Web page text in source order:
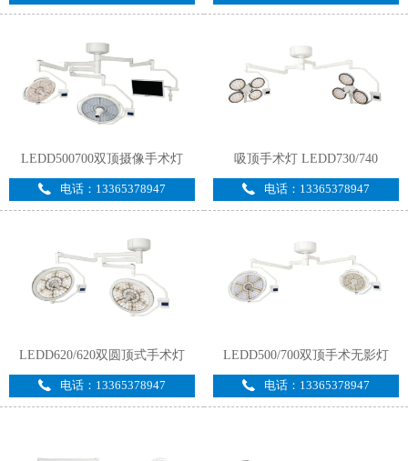
LEDD500700双顶摄像手术灯
电话：13365378947
吸顶手术灯 LEDD730/740
电话：13365378947
LEDD620/620双圆顶式手术灯
电话：13365378947
LEDD500/700双顶手术无影灯
电话：13365378947